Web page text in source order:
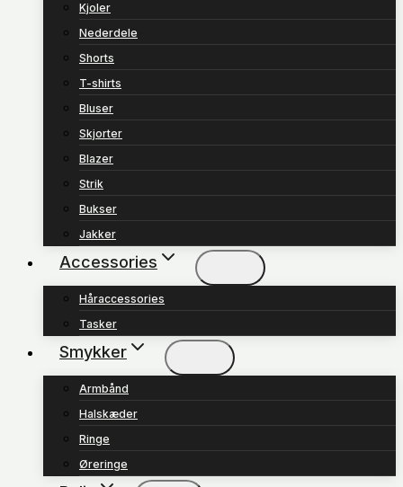
Kjoler
Nederdele
Shorts
T-shirts
Bluser
Skjorter
Blazer
Strik
Bukser
Jakker
Accessories
Håraccessories
Tasker
Smykker
Armbånd
Halskæder
Ringe
Øreringe